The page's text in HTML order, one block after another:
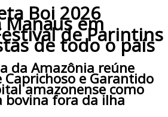
Boi 2026
em
de Parintins
de todo o país
da Amazônia reúne
Caprichoso e Garantido
amazonense como
bovina fora da ilha